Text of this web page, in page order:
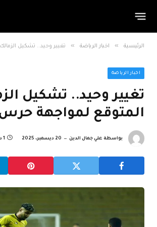
الرئيسية » اخبار الرياضة » تغيير وحيد.. تشكيل الزمالك
اخبار الرياضة
تغيير وحيد.. تشكيل
المتوقع لمواجهة
بواسطة علي جمال الدين 20 ديسمبر، 2025 1 دقائق